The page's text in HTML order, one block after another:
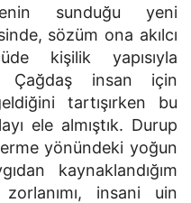
sunduğu yeni
sözüm ona akılcı
kişilik yapısıyla
Çağdaş insan için
tartışırken bu
ele almıştık. Durup
yönündeki yoğun
kaynaklandığım
insani uin